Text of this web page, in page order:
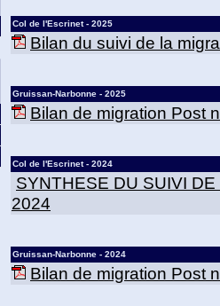
Col de l'Escrinet - 2025
Bilan du suivi de la
Gruissan-Narbonne - 2025
Bilan de migration Post
Col de l'Escrinet - 2024
SYNTHESE DU SUIVI
2024
Gruissan-Narbonne - 2024
Bilan de migration Post